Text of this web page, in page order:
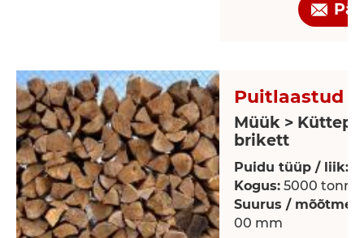
Puitlaastud -
Müük >
brikett
Puidu tüüp / liik:
Kogus: 5000 tonn
Suurus / mõõtmed:
00 mm